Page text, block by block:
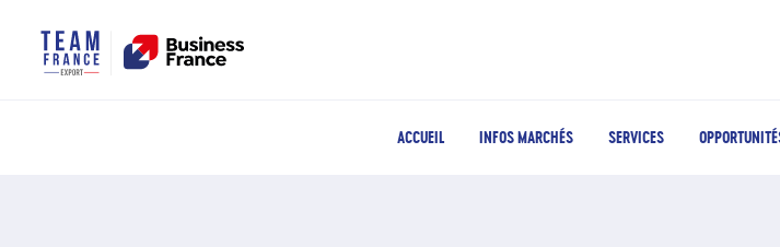
ACCUEIL INFOS MARCHÉS SERVICES